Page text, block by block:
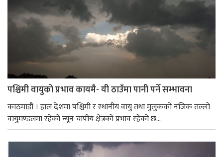
पश्चिमी वायुको प्रभाव कायमै- यी ठाउँमा पानी पर्ने सम्भावना
काठमाडौं । हाल देशमा पश्चिमी र स्थानीय वायु तथा मुलुकको नजिक तल्लो
वायुमण्डलमा रहेको न्यून चापीय क्षेत्रको प्रभाव रहेको छ...